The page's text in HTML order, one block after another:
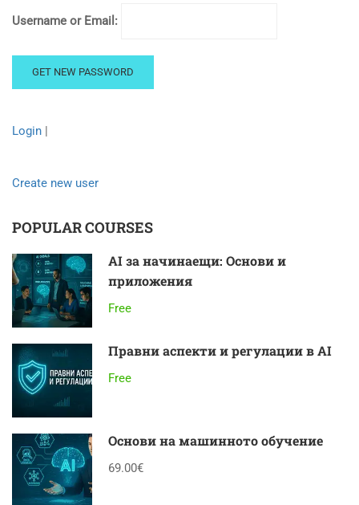
Username or Email:
Login |
Create new user
POPULAR COURSES
AI за начинаещи: Основи и
приложения
Free
Правни аспекти и регулации в AI
Free
Основи на машинното обучение
69.00€